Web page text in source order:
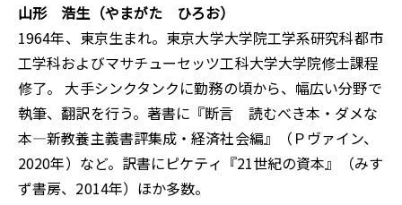
山形 浩生（やまがた ひろお）
1964年、東京生まれ。東京大学大学院工学系研究科都市
工学科およびマサチューセッツ工科大学大学院修士課程
修了。 大手シンクタンクに勤務の頃から、幅広い分野で
執筆、翻訳を行う。著書に『断言 読むべき本・ダメな
本―新教養主義書評集成・経済社会編』（Ｐヴァイン、
2020年）など。訳書にピケティ『21世紀の資本』（みす
ず書房、2014年）ほか多数。